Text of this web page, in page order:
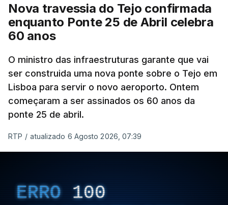
Nova travessia do Tejo confirmada
enquanto Ponte 25 de Abril celebra
60 anos
O ministro das infraestruturas garante que vai
ser construida uma nova ponte sobre o Tejo em
Lisboa para servir o novo aeroporto. Ontem
começaram a ser assinados os 60 anos da
ponte 25 de abril.
RTP / atualizado 6 Agosto 2026, 07:39
ERRO 100